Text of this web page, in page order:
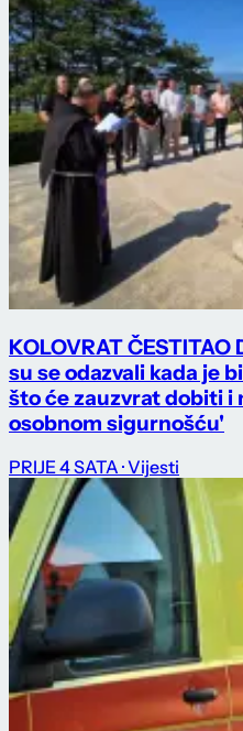
KOLOVRAT ČESTITAO
su se odazvali kada je
što će zauzvrat dobiti i
osobnom sigurnošću'
PRIJE 4 SATA · Vijesti